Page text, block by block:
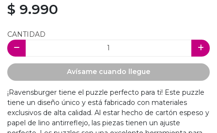
$ 9.990
CANTIDAD
Avísame cuando llegue
¡Ravensburger tiene el puzzle perfecto para ti! Este puzzle
tiene un diseño único y está fabricado con materiales
exclusivos de alta calidad. Al estar hecho de cartón espeso y
papel de lino antirreflejo, las piezas tienen un ajuste